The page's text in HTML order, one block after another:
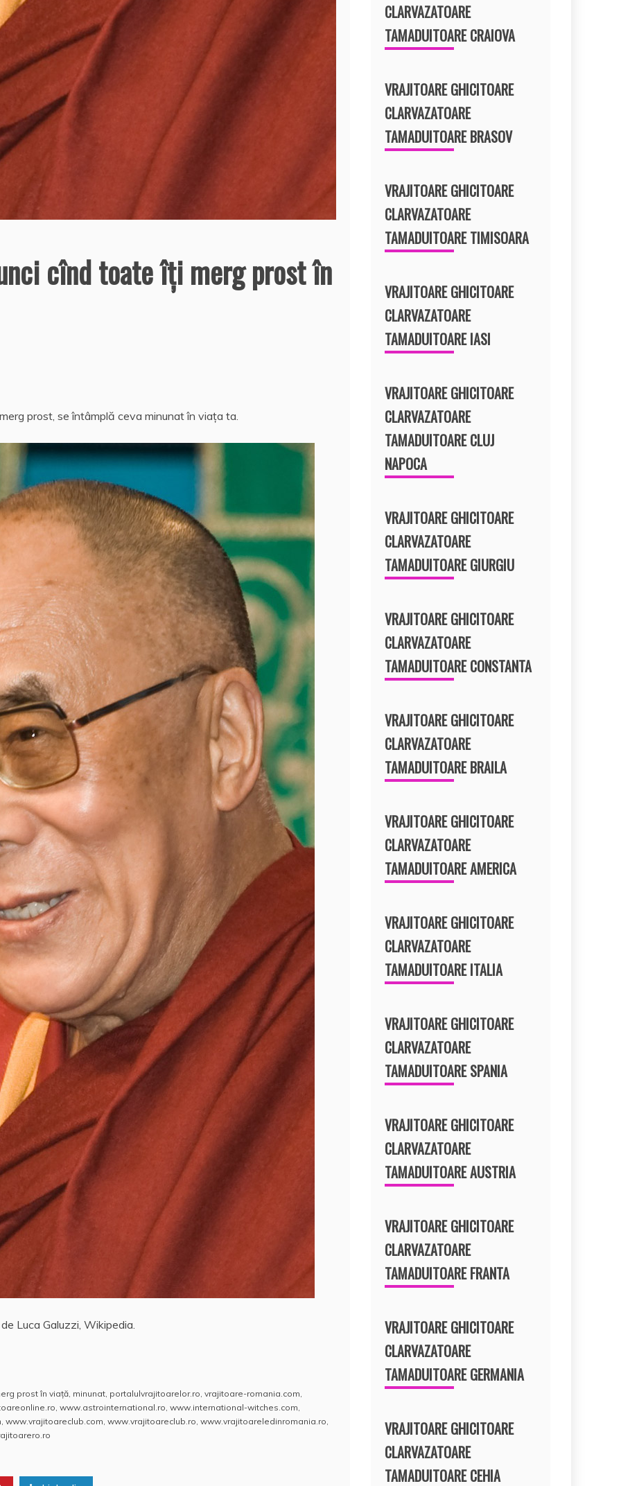
cînd toate îţi merg prost în
prost, se întâmplă ceva minunat în viaţa ta.
Luca Galuzzi, Wikipedia.
prost în viaţă minunat portalulvrajitoarelor.ro vrajitoare-romania.com
www.astrointernational.ro www.international-witches.com
www.vrajitoareclub.com www.vrajitoareclub.ro www.vrajitoareledinromania.ro
CLARVAZATOARE
TAMADUITOARE CRAIOVA
VRAJITOARE GHICITOARE
CLARVAZATOARE
TAMADUITOARE BRASOV
VRAJITOARE GHICITOARE
CLARVAZATOARE
TAMADUITOARE TIMISOARA
VRAJITOARE GHICITOARE
CLARVAZATOARE
TAMADUITOARE IASI
VRAJITOARE GHICITOARE
CLARVAZATOARE
TAMADUITOARE CLUJ
NAPOCA
VRAJITOARE GHICITOARE
CLARVAZATOARE
TAMADUITOARE GIURGIU
VRAJITOARE GHICITOARE
CLARVAZATOARE
TAMADUITOARE CONSTANTA
VRAJITOARE GHICITOARE
CLARVAZATOARE
TAMADUITOARE BRAILA
VRAJITOARE GHICITOARE
CLARVAZATOARE
TAMADUITOARE AMERICA
VRAJITOARE GHICITOARE
CLARVAZATOARE
TAMADUITOARE ITALIA
VRAJITOARE GHICITOARE
CLARVAZATOARE
TAMADUITOARE SPANIA
VRAJITOARE GHICITOARE
CLARVAZATOARE
TAMADUITOARE AUSTRIA
VRAJITOARE GHICITOARE
CLARVAZATOARE
TAMADUITOARE FRANTA
VRAJITOARE GHICITOARE
CLARVAZATOARE
TAMADUITOARE GERMANIA
VRAJITOARE GHICITOARE
CLARVAZATOARE
TAMADUITOARE CEHIA